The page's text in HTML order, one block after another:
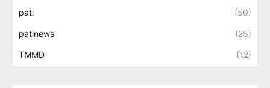
pati (50)
patinews (25)
TMMD (12)